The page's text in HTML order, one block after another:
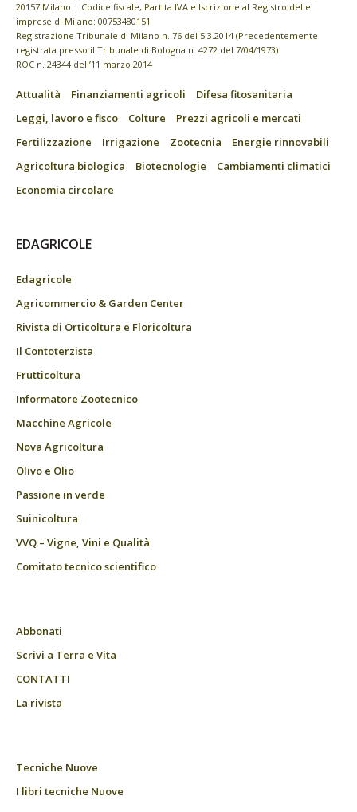
20157 Milano | Codice fiscale, Partita IVA e Iscrizione al Registro delle
imprese di Milano: 00753480151
Registrazione Tribunale di Milano n. 76 del 5.3.2014 (Precedentemente
registrata presso il Tribunale di Bologna n. 4272 del 7/04/1973)
ROC n. 24344 dell’11 marzo 2014
Attualità Finanziamenti agricoli
Difesa fitosanitaria
Leggi, lavoro e fisco
Colture
Prezzi agricoli e mercati
Fertilizzazione
Irrigazione Zootecnia
Energie rinnovabili
Agricoltura biologica
Biotecnologie
Cambiamenti climatici
Economia circolare
EDAGRICOLE
Edagricole
Agricommercio & Garden Center
Rivista di Orticoltura e Floricoltura
Il Contoterzista
Frutticoltura
Informatore Zootecnico
Macchine Agricole
Nova Agricoltura
Olivo e Olio
Passione in verde
Suinicoltura
VVQ – Vigne, Vini e Qualità
Comitato tecnico scientifico
Abbonati
Scrivi a Terra e Vita
CONTATTI
La rivista
Tecniche Nuove
I libri tecniche Nuove